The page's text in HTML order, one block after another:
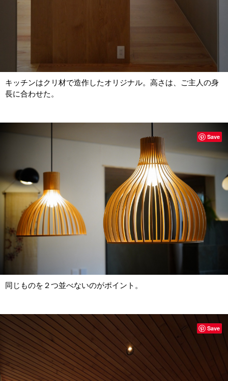
キッチンはクリ材で造作したオリジナル。高さは、ご主人の身
長に合わせた。
同じものを２つ並べないのがポイント。
Save
Save